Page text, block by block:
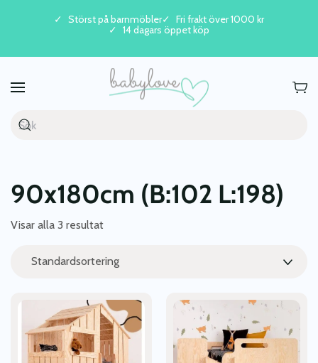
Skip to main content
Störst på barnmöbler
Fri frakt över 1000 kr
14 dagars öppet köp
90x180cm (B:102 L:198)
Visar alla 3 resultat
produkten
Den
produkten
har